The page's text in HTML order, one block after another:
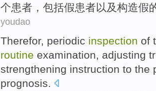
个患者， 包括假患者以及构造假
youdao
Therefor, periodic inspection of
routine examination, adjusting
strengthening instruction to the
prognosis.